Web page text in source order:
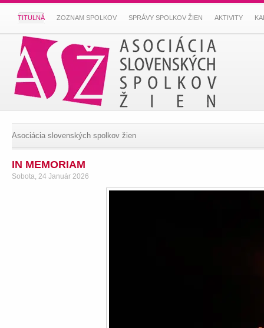
TITULNÁ ZOZNAM SPOLKOV SPRÁVY SPOLKOV ŽIEN AKTIVITY
Asociácia slovenských spolkov žien
IN MEMORIAM
Sobota, 24 Január 2026